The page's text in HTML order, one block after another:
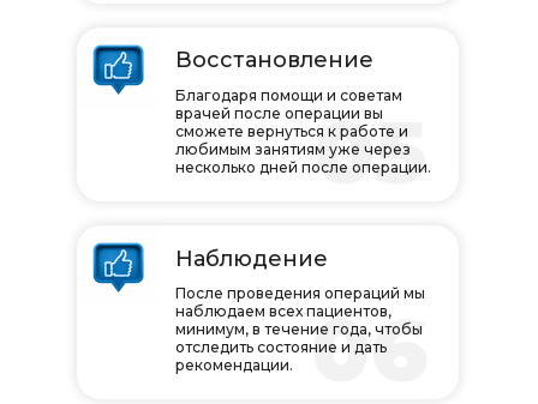
05
06
Восстановление
Наблюдение
Благодаря помощи и советам
врачей после операции вы
сможете вернуться к работе и
любимым занятиям уже через
несколько дней после операции.
После проведения операций мы
наблюдаем всех пациентов,
минимум, в течение года, чтобы
отследить состояние и дать
рекомендации.